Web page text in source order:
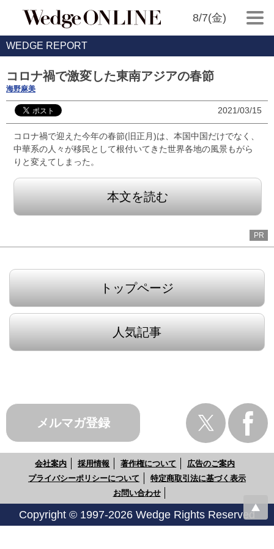
8/7(金)
WEDGE REPORT
コロナ禍で激変した東南アジアの春節
海野麻美
2021/03/15
コロナ禍で迎えた今年の春節(旧正月)は、本国中国だけでなく、
中華系の人々が移民として根付いてきた世界各地の風景もがら
りと変えてしまった。
本文を読む
PR
トップページ
人気記事
メルマガ登録
会社案内 採用情報 著作権について
広告のご案内
プライバシーポリシーについて
特定商取引法に基づく表示
お問い合わせ
Copyright © 1997-2026 Wedge Rights Reserved